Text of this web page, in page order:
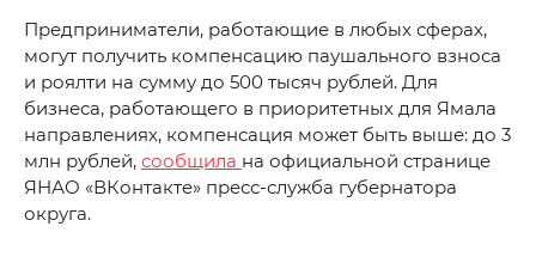
Предприниматели, работающие в любых сферах,
могут получить компенсацию паушального взноса
и роялти на сумму до 500 тысяч рублей. Для
бизнеса, работающего в приоритетных для Ямала
направлениях, компенсация может быть выше: до 3
млн рублей, сообщила на официальной странице
ЯНАО «ВКонтакте» пресс-служба губернатора
округа.